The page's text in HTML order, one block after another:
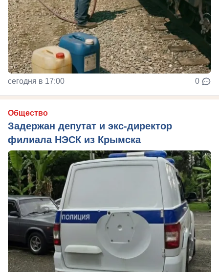
сегодня в 17:00 0
Общество
Задержан депутат и экс-директор
филиала НЭСК из Крымска